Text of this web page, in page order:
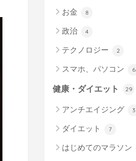
お金 8
政治 4
テクノロジー 2
スマホ、パソコン 6
健康・ダイエット 29
アンチエイジング 3
ダイエット 7
はじめてのマラソン